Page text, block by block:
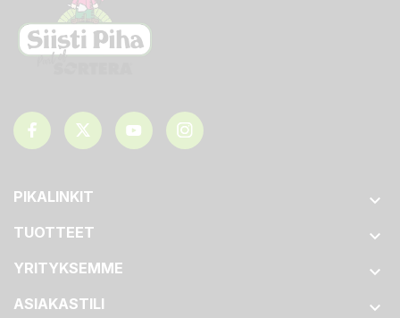
PIKALINKIT 
TUOTTEET 
YRITYKSEMME 
ASIAKASTILI 